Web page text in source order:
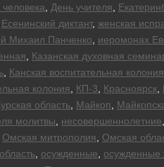
День учителя
Есенинский диктант, женская
Михаил Панченко иеромонах
Казанская духовная
Канская воспитательная колония
колония
КП-3 Красноярск
область Майкоп
молитвы несовершеннолетние
Омская митрополия Омская
осужденные